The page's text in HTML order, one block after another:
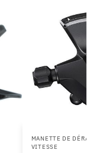
MANETTE DE
VITESSE